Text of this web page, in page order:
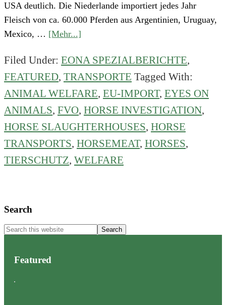
USA deutlich. Die Niederlande importiert jedes Jahr
Fleisch von ca. 60.000 Pferden aus Argentinien, Uruguay,
Mexico, … [Mehr...]
grausame
Realität
über
Pferdefleisch
in
den
Niederlanden
Filed Under: EONA SPEZIALBERICHTE,
FEATURED, TRANSPORTE Tagged With:
ANIMAL WELFARE, EU-IMPORT, EYES ON
ANIMALS, FVO, HORSE INVESTIGATION,
HORSE SLAUGHTERHOUSES, HORSE
TRANSPORTS, HORSEMEAT, HORSES,
TIERSCHUTZ, WELFARE
Primary
Sidebar
Search
Search
this
Featured